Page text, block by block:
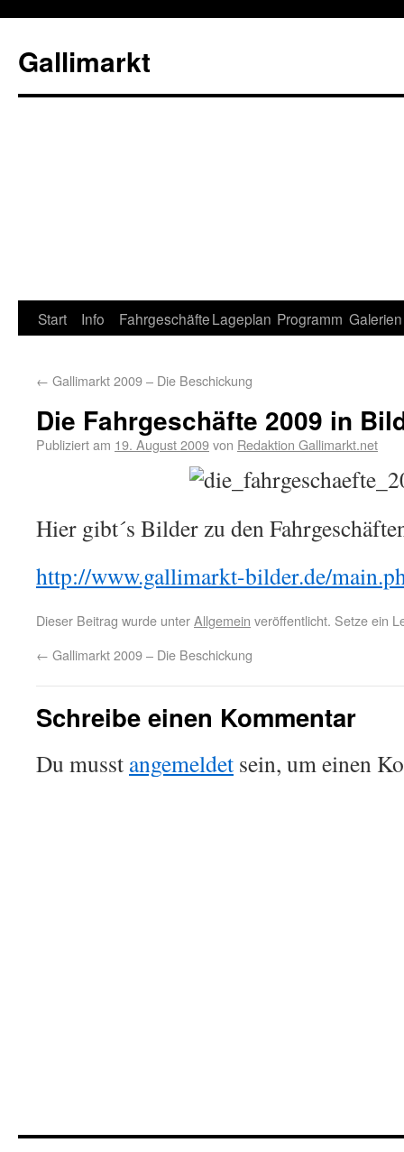
Gallimarkt
Start Info FahrgeschäfteLageplan Programm Galerien
← Gallimarkt 2009 – Die Beschickung
Die Fahrgeschäfte 2009 in
Publiziert am 19. August 2009von Redaktion Gallimarkt.net
Hier gibt´s Bilder zu den
http://www.gallimarkt-bilder.de/
Dieser Beitrag wurde unterAllgemein veröffentlicht. Setze ein
← Gallimarkt 2009 – Die Beschickung
Schreibe einen Kommentar
Du musst angemeldet sein, um einen